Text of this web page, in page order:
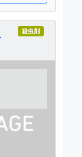
殺虫剤